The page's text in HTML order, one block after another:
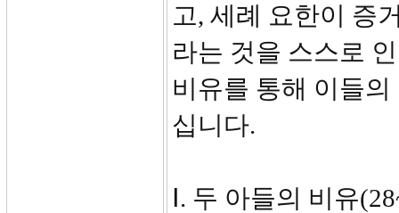
고, 세례 요한이 증
라는 것을 스스로
비유를 통해 이들
십니다.
Ⅰ. 두 아들의 비유